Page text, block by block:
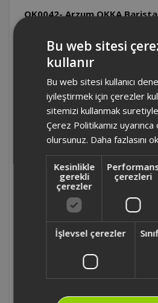
OK0042- Arzum OKKA
nasıl artırılır?
Otomatik Espresso Makinesi damlama
tepsisi nasıl
OK0042- Arzum OKKA
Otomatik Espresso Makinesi kahve miktarı
nasıl azaltılır?
OK0042- Arzum OKKA Barista
Otomatik Espresso
uyarı sembolü ne işe
OK0042- Arzum OKKA
Otomatik Espresso Makinesinde
ayarları ne işe yaramaktadır?
Bu web sitesi
kullanır
Bu web sitesi kullanıcı
iyileştirmek için çerezler
sitemizi kullanmak
Çerez Politikamız
olursunuz. Daha fazlasını
Kesinlikle
gerekli
çerezler
çerezleri
İşlevsel çerezler